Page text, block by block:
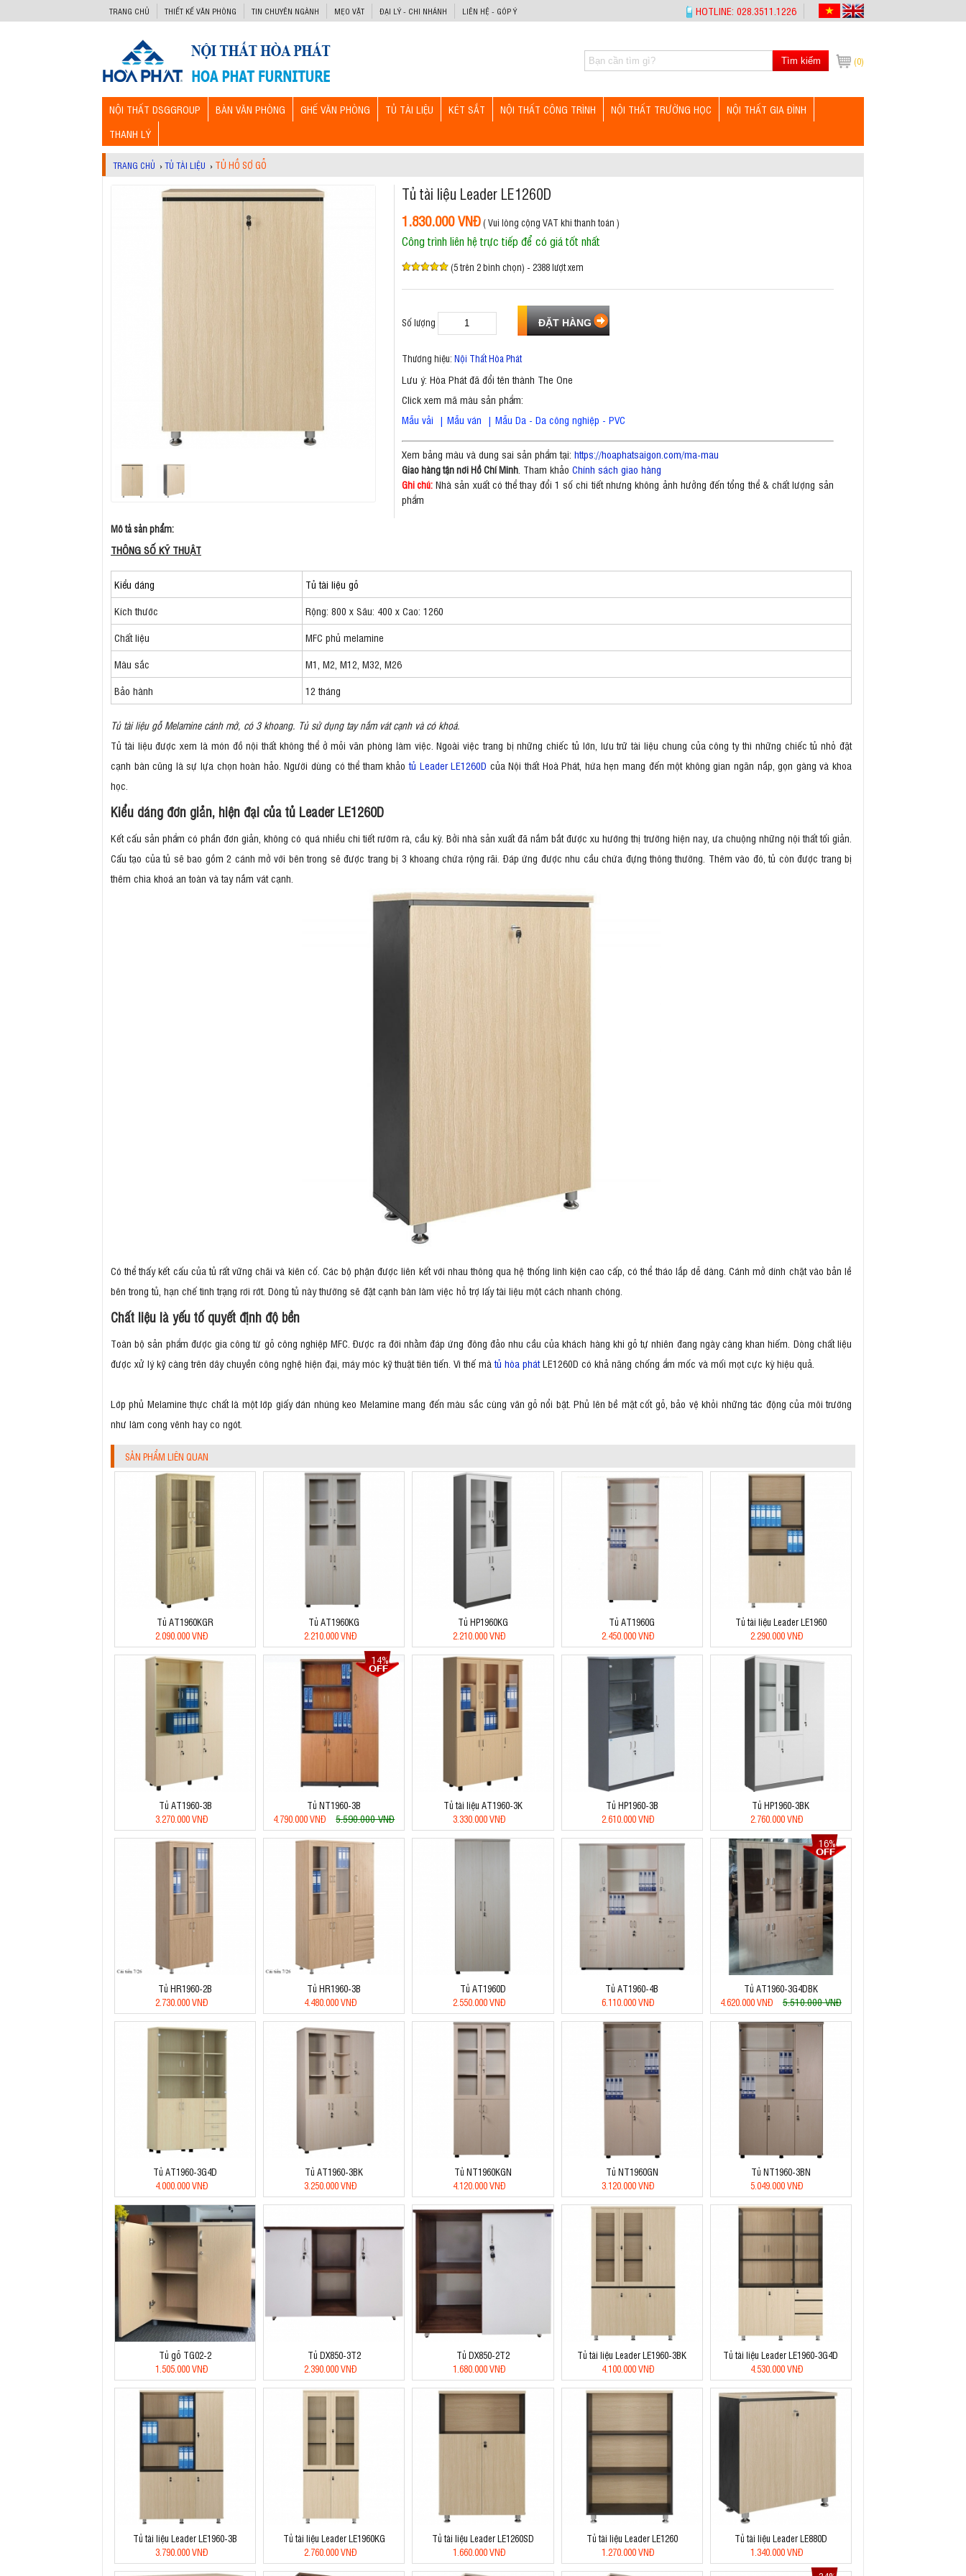
TRANG CHỦ THIẾT KẾ VĂN PHÒNG TIN CHUYÊN NGÀNH MẸO VẶT ĐẠI LÝ - CHI NHÁNH LIÊN HỆ - GÓP Ý HOTLINE: 028.3511.1226
(0)
Tìm kiếm
NỘI THẤT DSGGROUP BÀN VĂN PHÒNG GHẾ VĂN PHÒNG TỦ TÀI LIỆU KÉT SẮT NỘI THẤT CÔNG TRÌNH NỘI THẤT TRƯỜNG HỌC
NỘI THẤT GIA ĐÌNH
THANH LÝ
TRANG CHỦ ›TỦ TÀI LIỆU › TỦ HỒ SƠ GỖ
Tủ tài liệu Leader LE1260D
1.830.000 VNĐ( Vui lòng cộng VAT khi thanh toán )
Công trình liên hệ trực tiếp để có giá tốt nhất
(5 trên 2 bình chọn) - 2388 lượt xem
Số lượng
Thương hiệu: Nội Thất Hòa Phát
Lưu ý: Hòa Phát đã đổi tên thành The One
Click xem mã màu sản phẩm:
Mẫu vải | Mẫu ván | Mẫu Da - Da công nghiệp - PVC
Xem bảng màu và dung sai sản phẩm tại: https://hoaphatsaigon.com/ma-mau
Giao hàng tận nơi Hồ Chí Minh. Tham khảo Chính sách giao hàng
Ghi chú:Nhà sản xuất có thể thay đổi 1 số chi tiết nhưng không ảnh hưởng đến tổng thể & chất lượng sản
phẩm
Mô tả sản phẩm:
THÔNG SỐ KỸ THUẬT
Kiểu dáng
Tủ tài liệu gỗ
Kích thước
Rộng: 800 x Sâu: 400 x Cao: 1260
Chất liệu
MFC phủ melamine
Màu sắc
M1, M2, M12, M32, M26
Bảo hành
12 tháng
Tủ tài liệu gỗ Melamine cánh mở, có 3 khoang. Tủ sử dụng tay nắm vát cạnh và có khoá.
Tủ tài liệu được xem là món đồ nội thất không thể ở mỗi văn phòng làm việc. Ngoài việc trang bị những chiếc tủ lớn, lưu trữ tài liệu chung của công ty thì những chiếc tủ nhỏ đặt
cạnh bàn cũng là sự lựa chọn hoàn hảo. Người dùng có thể tham khảotủ Leader LE1260D của Nội thất Hoà Phát, hứa hẹn mang đến một không gian ngăn nắp, gọn gàng và khoa
học.
Kiểu dáng đơn giản, hiện đại của tủ Leader LE1260D
Kết cấu sản phẩm có phần đơn giản, không có quá nhiều chi tiết rườm rà, cầu kỳ. Bởi nhà sản xuất đã nắm bắt được xu hướng thị trường hiện nay, ưa chuộng những nội thất tối giản.
Cấu tạo của tủ sẽ bao gồm 2 cánh mở với bên trong sẽ được trang bị 3 khoang chứa rộng rãi. Đáp ứng được nhu cầu chứa đựng thông thường. Thêm vào đó, tủ còn được trang bị
thêm chìa khoá an toàn và tay nắm vát cạnh.
Có thể thấy kết cấu của tủ rất vững chãi và kiên cố. Các bộ phận được liên kết với nhau thông qua hệ thống linh kiện cao cấp, có thể tháo lắp dễ dàng. Cánh mở dính chặt vào bản lề
bên trong tủ, hạn chế tình trạng rơi rớt. Dòng tủ này thường sẽ đặt cạnh bàn làm việc hỗ trợ lấy tài liệu một cách nhanh chóng.
Chất liệu là yếu tố quyết định độ bền
Toàn bộ sản phẩm được gia công từ gỗ công nghiệp MFC. Được ra đời nhằm đáp ứng đông đảo nhu cầu của khách hàng khi gỗ tự nhiên đang ngày càng khan hiếm. Dòng chất liệu
được xử lý kỹ càng trên dây chuyền công nghệ hiện đại, máy móc kỹ thuật tiên tiến. Vì thế màtủ hòa phátLE1260D có khả năng chống ẩm mốc và mối mọt cực kỳ hiệu quả.
Lớp phủ Melamine thực chất là một lớp giấy dán nhúng keo Melamine mang đến màu sắc cùng vân gỗ nổi bật. Phủ lên bề mặt cốt gỗ, bảo vệ khỏi những tác động của môi trường
như làm cong vênh hay co ngót.
SẢN PHẨM LIÊN QUAN
Tủ AT1960KGR
2.090.000 VNĐ
Tủ AT1960KG
2.210.000 VNĐ
Tủ HP1960KG
2.210.000 VNĐ
Tủ AT1960G
2.450.000 VNĐ
Tủ tài liệu Leader LE1960
2.290.000 VNĐ
Tủ AT1960-3B
3.270.000 VNĐ
14%
Tủ NT1960-3B
4.790.000 VNĐ
5.590.000 VNĐ
Tủ tài liệu AT1960-3K
3.330.000 VNĐ
Tủ HP1960-3B
2.610.000 VNĐ
Tủ HP1960-3BK
2.760.000 VNĐ
Tủ HR1960-2B
2.730.000 VNĐ
Tủ HR1960-3B
4.480.000 VNĐ
Tủ AT1960D
2.550.000 VNĐ
Tủ AT1960-4B
6.110.000 VNĐ
16%
Tủ AT1960-3G4DBK
4.620.000 VNĐ
5.510.000 VNĐ
Tủ AT1960-3G4D
4.000.000 VNĐ
Tủ AT1960-3BK
3.250.000 VNĐ
Tủ NT1960KGN
4.120.000 VNĐ
Tủ NT1960GN
3.120.000 VNĐ
Tủ NT1960-3BN
5.049.000 VNĐ
Tủ gỗ TG02-2
1.505.000 VNĐ
Tủ DX850-3T2
2.390.000 VNĐ
Tủ DX850-2T2
1.680.000 VNĐ
Tủ tài liệu Leader LE1960-3BK
4.100.000 VNĐ
Tủ tài liệu Leader LE1960-3G4D
4.530.000 VNĐ
Tủ tài liệu Leader LE1960-3B
3.790.000 VNĐ
Tủ tài liệu Leader LE1960KG
2.760.000 VNĐ
Tủ tài liệu Leader LE1260SD
1.660.000 VNĐ
Tủ tài liệu Leader LE1260
1.270.000 VNĐ
Tủ tài liệu Leader LE880D
1.340.000 VNĐ